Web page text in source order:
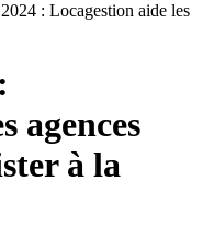
: Locagestion aide les
agences
à la